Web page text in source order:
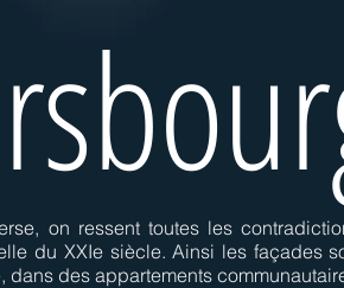
on ressent toutes les
du XXIe siècle. Ainsi les façades
des appartements